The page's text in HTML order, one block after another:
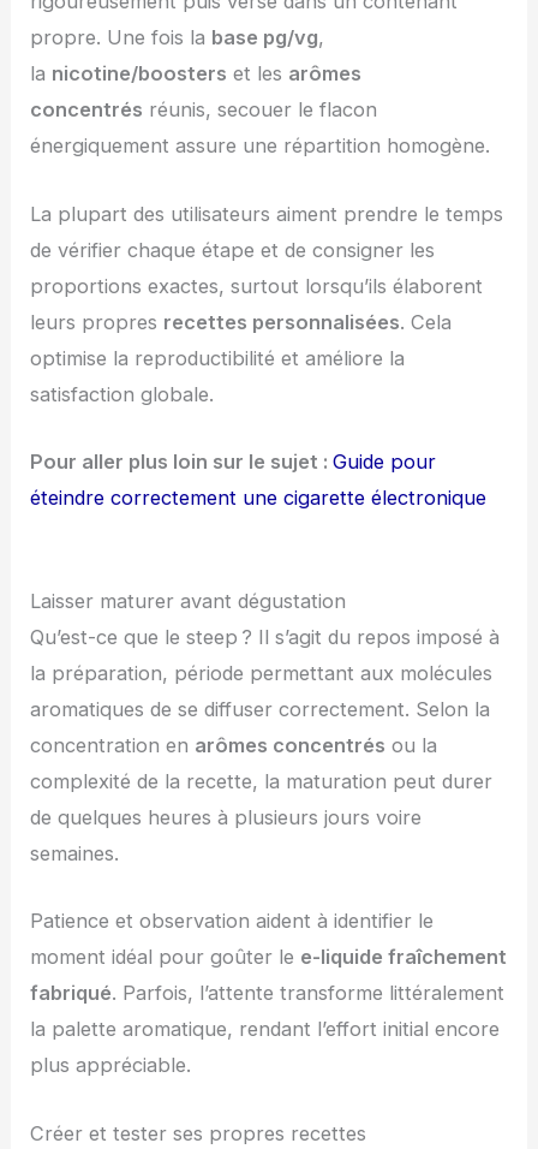
propre. Une fois la base pg/vg,
la nicotine/boosters et les arômes
concentrés réunis, secouer le flacon
énergiquement assure une répartition homogène.
La plupart des utilisateurs aiment prendre le temps
de vérifier chaque étape et de consigner les
proportions exactes, surtout lorsqu’ils élaborent
leurs propres recettes personnalisées. Cela
optimise la reproductibilité et améliore la
satisfaction globale.
Pour aller plus loin sur le sujet :Guide pour
éteindre correctement une cigarette électronique
Laisser maturer avant dégustation
Qu’est-ce que le steep ? Il s’agit du repos imposé à
la préparation, période permettant aux molécules
aromatiques de se diffuser correctement. Selon la
concentration en arômes concentrés ou la
complexité de la recette, la maturation peut durer
de quelques heures à plusieurs jours voire
semaines.
Patience et observation aident à identifier le
moment idéal pour goûter le e-liquide fraîchement
fabriqué. Parfois, l’attente transforme littéralement
la palette aromatique, rendant l’effort initial encore
plus appréciable.
Créer et tester ses propres recettes